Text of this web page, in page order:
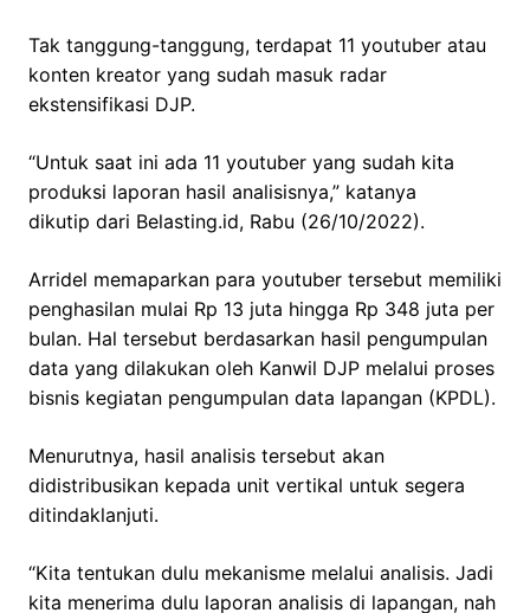
Tak tanggung-tanggung, terdapat 11 youtuber atau
konten kreator yang sudah masuk radar
ekstensifikasi DJP.
“Untuk saat ini ada 11 youtuber yang sudah kita
produksi laporan hasil analisisnya,” katanya
dikutip dari Belasting.id, Rabu (26/10/2022).
Arridel memaparkan para youtuber tersebut memiliki
penghasilan mulai Rp 13 juta hingga Rp 348 juta per
bulan. Hal tersebut berdasarkan hasil pengumpulan
data yang dilakukan oleh Kanwil DJP melalui proses
bisnis kegiatan pengumpulan data lapangan (KPDL).
Menurutnya, hasil analisis tersebut akan
didistribusikan kepada unit vertikal untuk segera
ditindaklanjuti.
“Kita tentukan dulu mekanisme melalui analisis. Jadi
kita menerima dulu laporan analisis di lapangan, nah